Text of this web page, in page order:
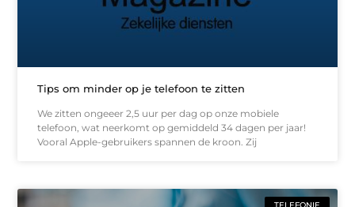
Tips om minder op je telefoon te zitten
We zitten ongeeer 2,5 uur per dag op onze mobiele
telefoon, wat neerkomt op gemiddeld 34 dagen per jaar!
Vooral Apple-gebruikers spannen de kroon. Zij